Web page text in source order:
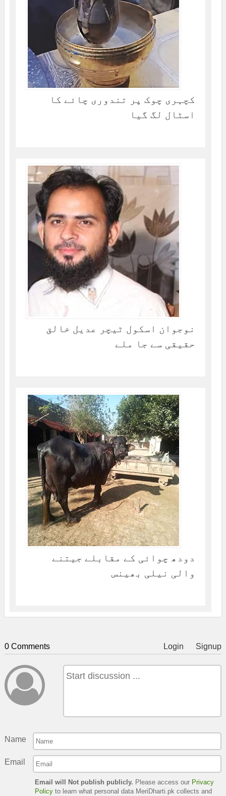
کچہری چوک پر تندوری چائے کا
اسٹال لگ گیا
نوجوان اسکول ٹیچر عدیل خالق
حقیقی سے جا ملے
دودھ چوائی کے مقابلے جیتنے
والی نیلی بھینس
0 Comments Login Signup
Name
Email
Email will Not publish publicly. Please access our Privacy
Policyto learn what personal data MeriDharti.pk collects and